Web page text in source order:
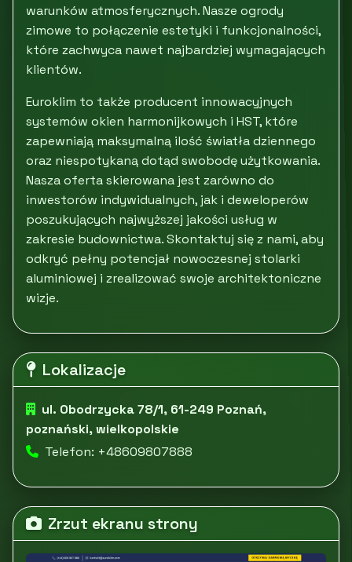
warunków atmosferycznych. Nasze ogrody
zimowe to połączenie estetyki i funkcjonalności,
które zachwyca nawet najbardziej wymagających
klientów.
Euroklim to także producent innowacyjnych
systemów okien harmonijkowych i HST, które
zapewniają maksymalną ilość światła dziennego
oraz niespotykaną dotąd swobodę użytkowania.
Nasza oferta skierowana jest zarówno do
inwestorów indywidualnych, jak i deweloperów
poszukujących najwyższej jakości usług w
zakresie budownictwa. Skontaktuj się z nami, aby
odkryć pełny potencjał nowoczesnej stolarki
aluminiowej i zrealizować swoje architektoniczne
wizje.
Lokalizacje
ul. Obodrzycka 78/1, 61-249 Poznań,
poznański, wielkopolskie
Telefon: +48609807888
Zrzut ekranu strony